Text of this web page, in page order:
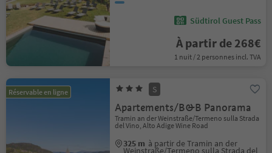
Südtirol Guest Pass
À partir de 268€
1 nuit / 2 personnes incl. TVA
Réservable en ligne S
Apartements/B&B Panorama
Tramin an der Weinstraße/Termeno sulla Strada
del Vino, Alto Adige Wine Road
325 m à partir de Tramin an der
Weinstraße/Termeno sulla Strada del